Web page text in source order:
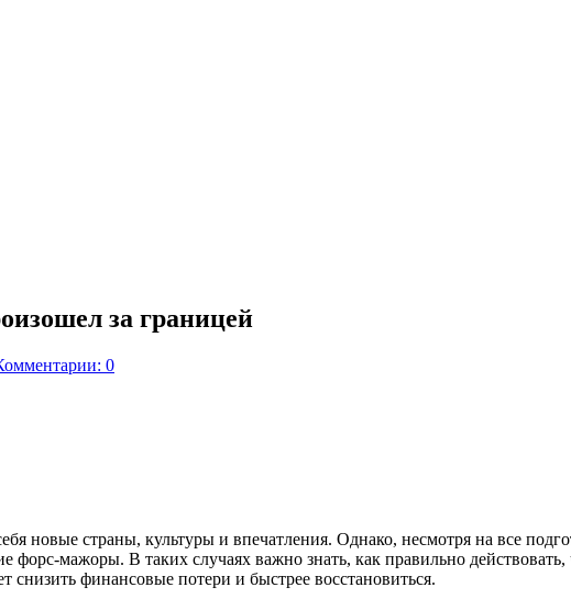
за границей
0
новые страны, культуры и впечатления. Однако, несмотря на все
форс-мажоры. В таких случаях важно знать, как правильно
снизить финансовые потери и быстрее восстановиться.